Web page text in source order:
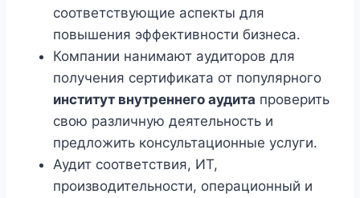
соответствующие аспекты для
повышения эффективности бизнеса.
Компании нанимают аудиторов для
получения сертификата от популярного
институт внутреннего аудита проверить
свою различную деятельность и
предложить консультационные услуги.
Аудит соответствия, ИТ,
производительности, операционный и